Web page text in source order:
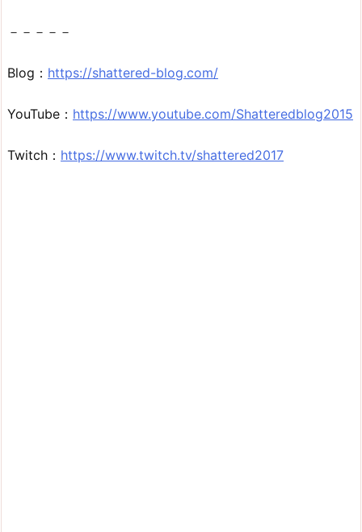
－－－－－
Blog： https://shattered-blog.com/
YouTube： https://www.youtube.com/Shatteredblog2015
Twitch： https://www.twitch.tv/shattered2017